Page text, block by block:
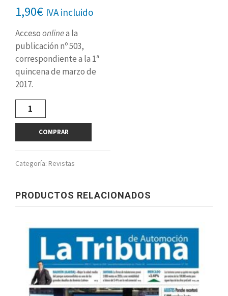
1,90€ IVA incluido
Accesoonlinea la
publicación nº 503,
correspondiente a la 1ª
quincena de marzo de
2017.
Revista
digital
nº
marzo
cantidad
COMPRAR
Categoría: Revistas
PRODUCTOS RELACIONADOS